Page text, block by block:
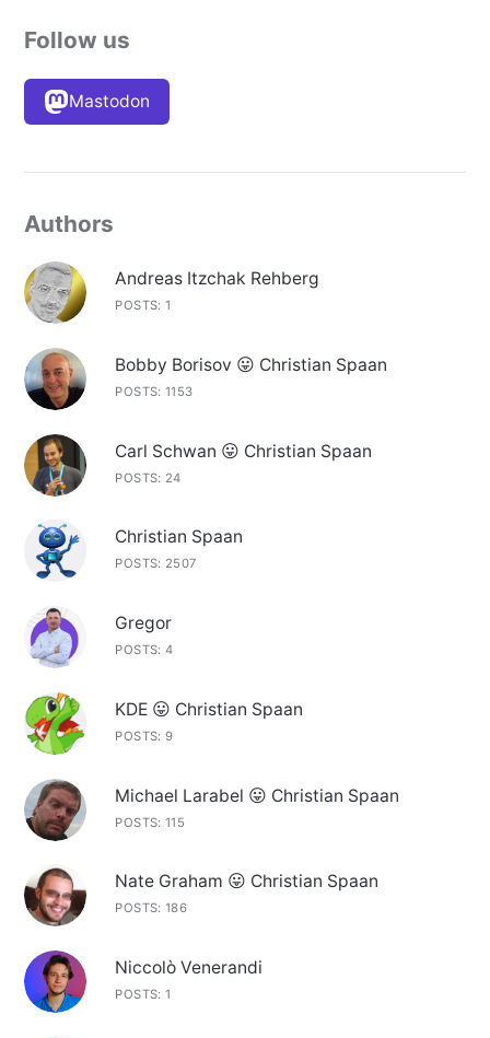
Follow us
Mastodon
Authors
Andreas Itzchak Rehberg
POSTS: 1
Bobby Borisov 😛 Christian Spaan
POSTS: 1153
Carl Schwan 😛 Christian Spaan
POSTS: 24
Christian Spaan
POSTS: 2507
Gregor
POSTS: 4
KDE 😛 Christian Spaan
POSTS: 9
Michael Larabel 😛 Christian Spaan
POSTS: 115
Nate Graham 😛 Christian Spaan
POSTS: 186
Niccolò Venerandi
POSTS: 1